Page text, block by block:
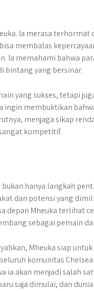
Ia merasa
membalas
Ia memahami bahwa
bintang yang bersinar.
yang sukses, tetapi
ingin membuktikan
menjaga sikap
kompetitif.
hanya langkah
dan potensi yang
depan Mheuka terlihat
sebagai pemain
Mheuka siap
komunitas
ia akan menjadi salah
saja dimulai, dan